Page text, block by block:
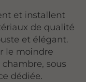
et installent
de qualité
et élégant.
le moindre
sous
dédiée.